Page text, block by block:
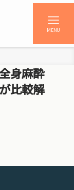
MENU
身麻酔
比較解